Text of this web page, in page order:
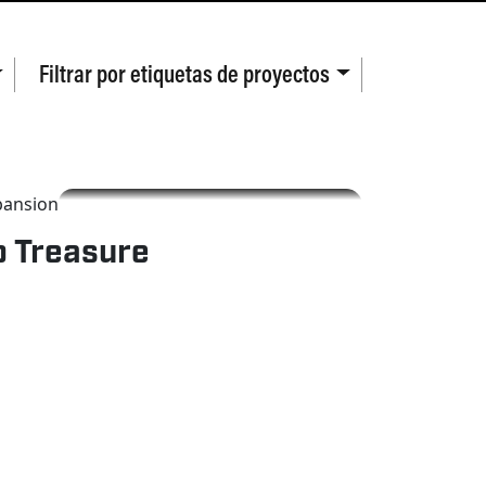
Filtrar poretiquetas de proyectos
Treasure